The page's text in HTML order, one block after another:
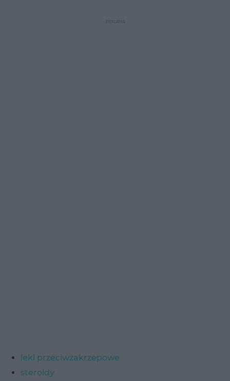
leki przeciwzakrzepowe
steroidy